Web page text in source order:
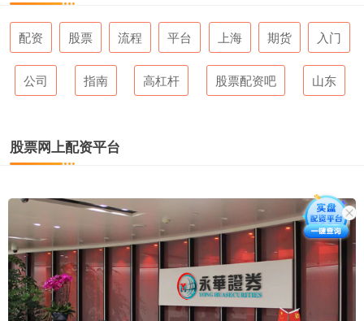
配资 股票 流程 平台 上海 期货 入门
公司 指南 高杠杆 股票配资吧 山东
股票网上配资平台